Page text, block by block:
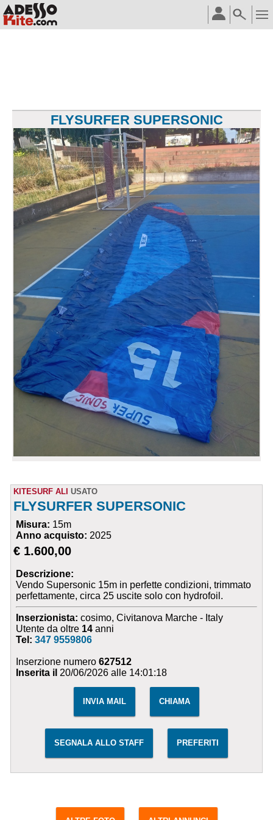
FLYSURFER SUPERSONIC
KITESURF ALI USATO
FLYSURFER SUPERSONIC
Misura: 15m
Anno acquisto: 2025
€ 1.600,00
Descrizione:
Vendo Supersonic 15m in perfette condizioni, trimmato
perfettamente, circa 25 uscite solo con hydrofoil.
Inserzionista: cosimo, Civitanova Marche - Italy
Utente da oltre 14 anni
Tel:347 9559806
Inserzione numero627512
Inserita il 20/06/2026 alle 14:01:18
INVIA MAIL CHIAMA
SEGNALA ALLO STAFF PREFERITI